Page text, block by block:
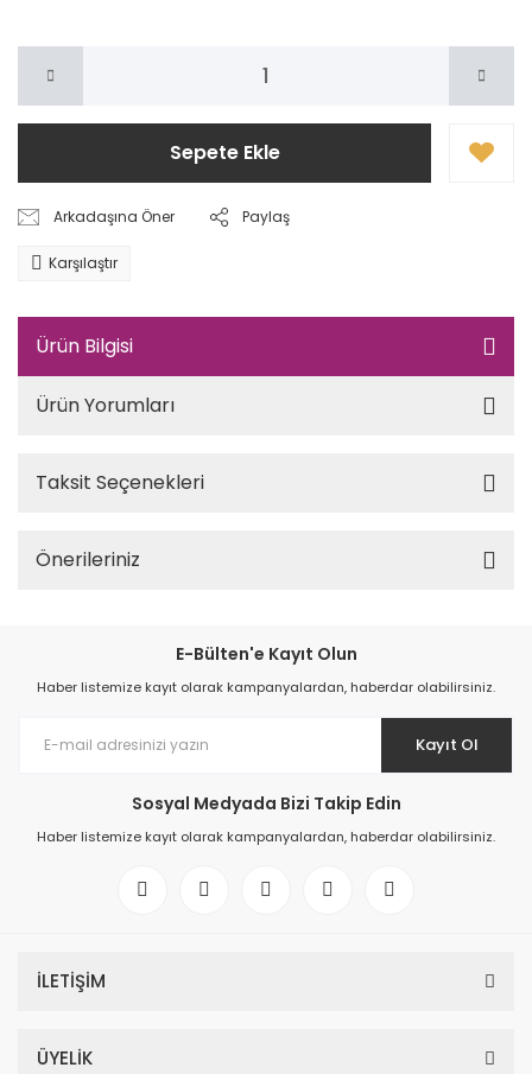
Sepete Ekle
Arkadaşına Öner Paylaş
Karşılaştır
Ürün Bilgisi
Ürün Yorumları
Taksit Seçenekleri
Önerileriniz
E-Bülten'e Kayıt Olun
Haber listemize kayıt olarak kampanyalardan, haberdar olabilirsiniz.
Kayıt Ol
Sosyal Medyada Bizi Takip Edin
Haber listemize kayıt olarak kampanyalardan, haberdar olabilirsiniz.
İLETİŞİM
ÜYELİK